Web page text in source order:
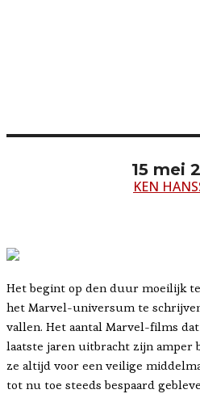
15 mei
KEN
Het begint op den duur moeilijk
het Marvel-universum te
vallen. Het aantal Marvel-films
laatste jaren uitbracht zijn amper
ze altijd voor een veilige
tot nu toe steeds bespaard